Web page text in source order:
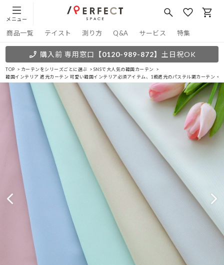
メニュー
商品一覧 テイスト 測り方 Q&A サービス 特集
購入前 専用窓口 【0120-989-872】 土日祝OK
TOP カーテンをシリーズごとに選ぶ
SNSで大人気の韓国カーテン
韓国インテリア 遮光カーテン 可愛い韓国インテリア必須アイテム、1級遮光のパステル調カーテン ＜